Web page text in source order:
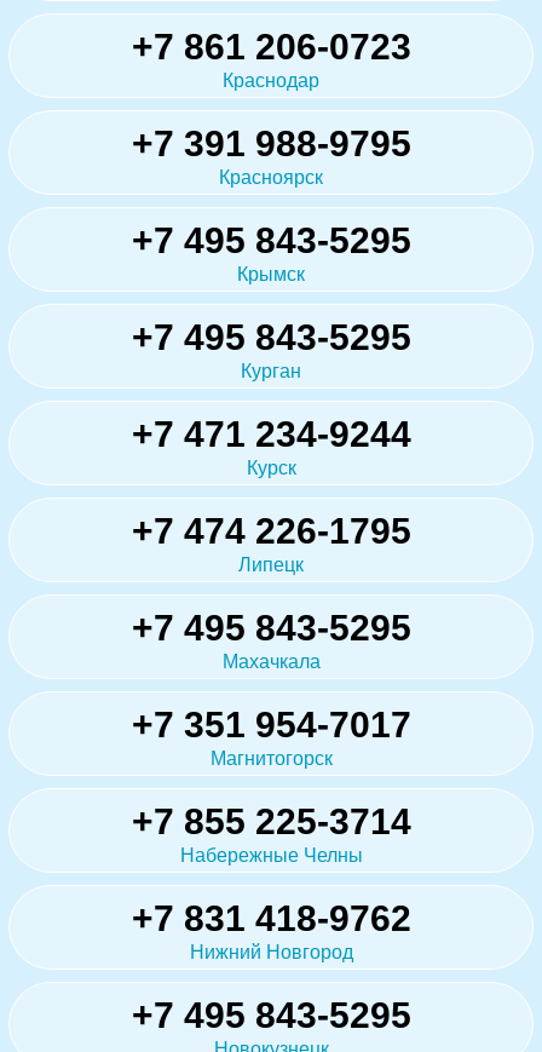
+7 861 206-0723
Краснодар
+7 391 988-9795
Красноярск
+7 495 843-5295
Крымск
+7 495 843-5295
Курган
+7 471 234-9244
Курск
+7 474 226-1795
Липецк
+7 495 843-5295
Махачкала
+7 351 954-7017
Магнитогорск
+7 855 225-3714
Набережные Челны
+7 831 418-9762
Нижний Новгород
+7 495 843-5295